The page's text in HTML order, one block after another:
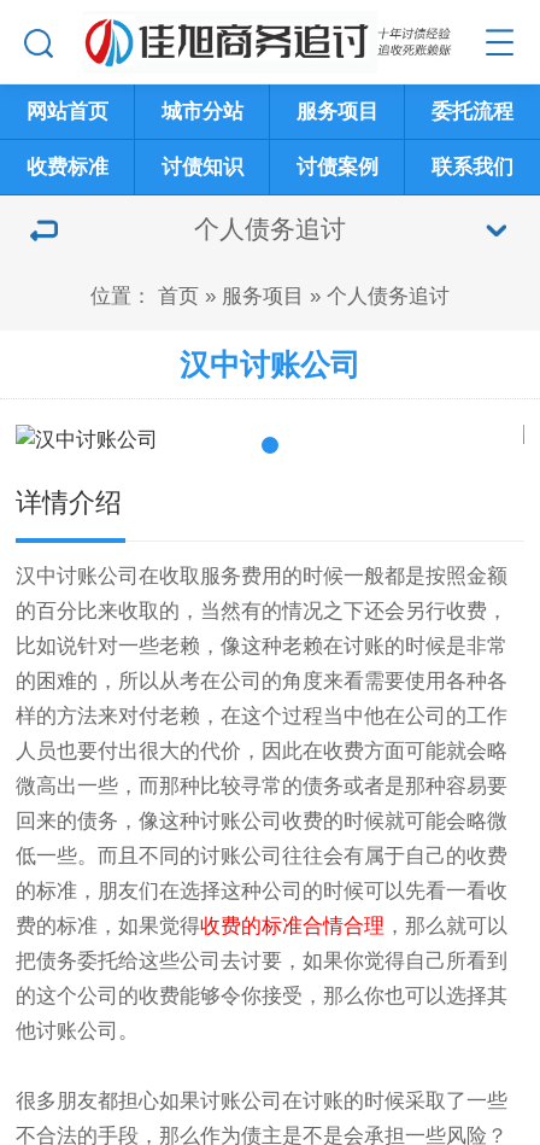
网站首页 城市分站 服务项目 委托流程
收费标准 讨债知识 讨债案例 联系我们
个人债务追讨
位置： 首页 » 服务项目 » 个人债务追讨
汉中讨账公司
详情介绍
汉中讨账公司在收取服务费用的时候一般都是按照金额
的百分比来收取的，当然有的情况之下还会另行收费，
比如说针对一些老赖，像这种老赖在讨账的时候是非常
的困难的，所以从考在公司的角度来看需要使用各种各
样的方法来对付老赖，在这个过程当中他在公司的工作
人员也要付出很大的代价，因此在收费方面可能就会略
微高出一些，而那种比较寻常的债务或者是那种容易要
回来的债务，像这种讨账公司收费的时候就可能会略微
低一些。而且不同的讨账公司往往会有属于自己的收费
的标准，朋友们在选择这种公司的时候可以先看一看收
费的标准，如果觉得收费的标准合情合理 ，那么就可以
把债务委托给这些公司去讨要，如果你觉得自己所看到
的这个公司的收费能够令你接受，那么你也可以选择其
他讨账公司。
很多朋友都担心如果讨账公司在讨账的时候采取了一些
不合法的手段，那么作为债主是不是会承担一些风险？